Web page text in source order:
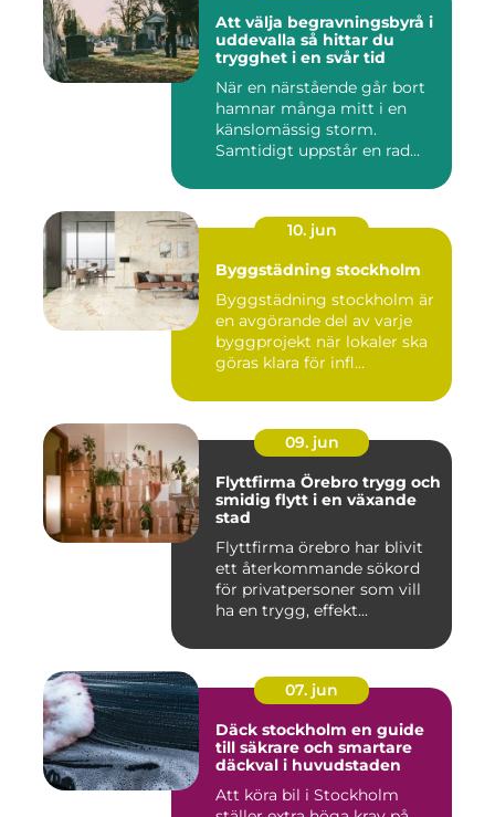
Att välja begravningsbyrå i
uddevalla så hittar du
trygghet i en svår tid
När en närstående går bort
hamnar många mitt i en
känslomässig storm.
Samtidigt uppstår en rad
10. jun
Byggstädning stockholm
Byggstädning stockholm är
en avgörande del av varje
byggprojekt när lokaler ska
göras klara för infl...
09. jun
Flyttfirma Örebro trygg och
smidig flytt i en växande
stad
Flyttfirma örebro har blivit
ett återkommande sökord
för privatpersoner som vill
ha en trygg, effekt...
07. jun
Däck stockholm en guide
till säkrare och smartare
däckval i huvudstaden
Att köra bil i Stockholm